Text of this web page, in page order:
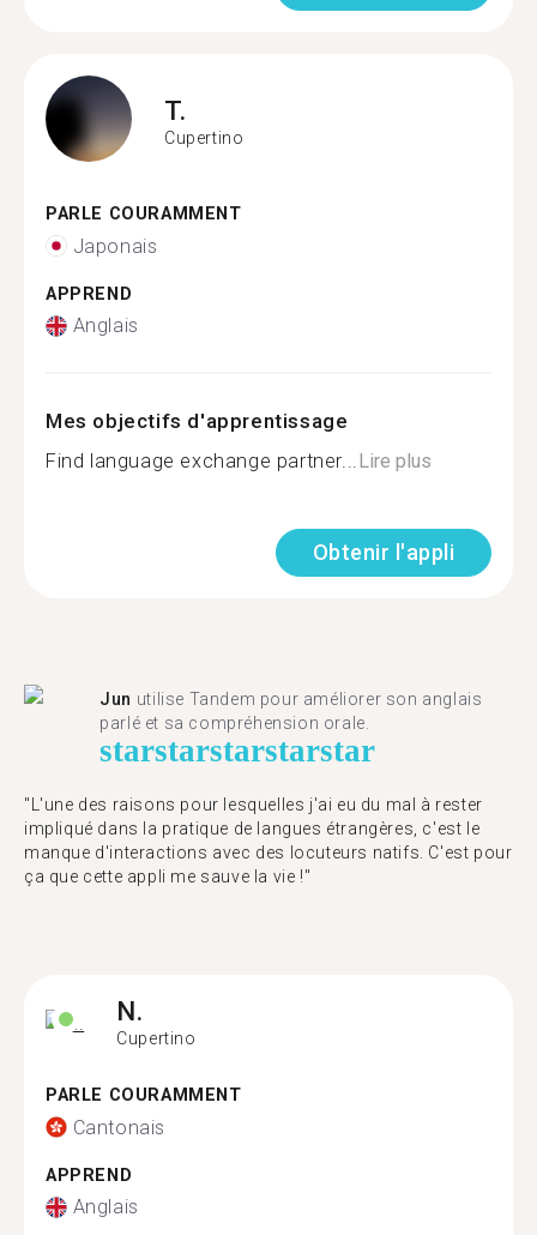
T.
Cupertino
PARLE COURAMMENT
Japonais
APPREND
Anglais
Mes objectifs d'apprentissage
Find language exchange partner...Lire plus
Obtenir l'appli
Jun utilise Tandem pour améliorer son anglais
parlé et sa compréhension orale.
starstarstarstarstar
"L'une des raisons pour lesquelles j'ai eu du mal à rester
impliqué dans la pratique de langues étrangères, c'est le
manque d'interactions avec des locuteurs natifs. C'est pour
ça que cette appli me sauve la vie !"
N.
Cupertino
PARLE COURAMMENT
Cantonais
APPREND
Anglais